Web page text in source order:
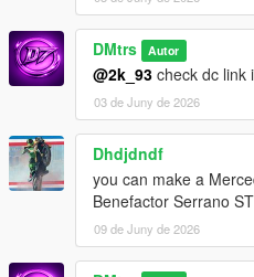
DMtrs Autor
@2k_93 check dc link
03 de Juny de 2026
Dhdjdndf
you can make a
Benefactor Serrano
09 de Juny de 2026